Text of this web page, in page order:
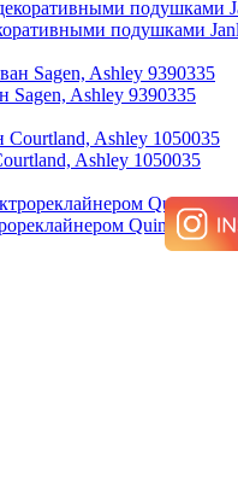
подушками
Ashley 9390335
Ashley 1050035
Quinnlyn,